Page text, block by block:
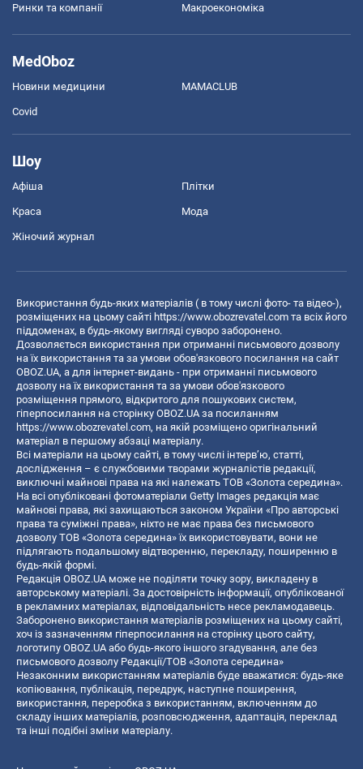
Ринки та компанії Макроекономіка
MedOboz
Новини медицини MAMACLUB
Covid
Шоу
Афіша Плітки
Краса Мода
Жіночий журнал
Використання будь-яких матеріалів ( в тому числі фото- та відео-),
розміщених на цьому сайті https://www.obozrevatel.com та всіх його
піддоменах, в будь-якому вигляді суворо заборонено.
Дозволяється використання при отриманні письмового дозволу
на їх використання та за умови обов'язкового посилання на сайт
OBOZ.UA, а для інтернет-видань - при отриманні письмового
дозволу на їх використання та за умови обов'язкового
розміщення прямого, відкритого для пошукових систем,
гіперпосилання на сторінку OBOZ.UA за посиланням
https://www.obozrevatel.com, на якій розміщено оригінальний
матеріал в першому абзаці матеріалу.
Всі матеріали на цьому сайті, в тому числі інтерв’ю, статті,
дослідження – є службовими творами журналістів редакції,
виключні майнові права на які належать ТОВ «Золота середина».
На всі опубліковані фотоматеріали Getty Images редакція має
майнові права, які захищаються законом України «Про авторські
права та суміжні права», ніхто не має права без письмового
дозволу ТОВ «Золота середина» їх використовувати, вони не
підлягають подальшому відтворенню, перекладу, поширенню в
будь-якій формі.
Редакція OBOZ.UA може не поділяти точку зору, викладену в
авторському матеріалі. За достовірність інформації, опублікованої
в рекламних матеріалах, відповідальність несе рекламодавець.
Заборонено використання матеріалів розміщених на цьому сайті,
хоч із зазначенням гіперпосилання на сторінку цього сайту,
логотипу OBOZ.UA або будь-якого іншого згадування, але без
письмового дозволу Редакції/ТОВ «Золота середина»
Незаконним використанням матеріалів буде вважатися: будь-яке
копiювання, публiкацiя, передрук, наступне поширення,
використання, переробка з використанням, включенням до
складу інших матеріалів, розповсюдження, адаптація, переклад
та інші подібні зміни матеріалу.